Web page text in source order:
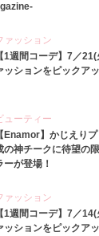
ァッション
【1週間コーデ】7／
ッションをピックア
ューティー
【Enamor】かじえり
の神チークに待望の
ーが登場！
ァッション
【1週間コーデ】7／
ッションをピックア